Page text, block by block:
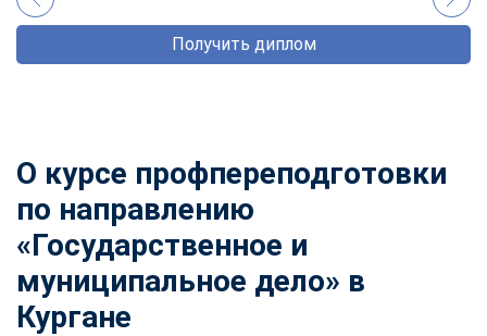
Получить диплом
О курсе профпереподготовки
по направлению
«Государственное и
муниципальное дело» в
Кургане